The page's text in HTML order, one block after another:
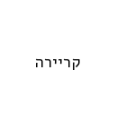
קריירה